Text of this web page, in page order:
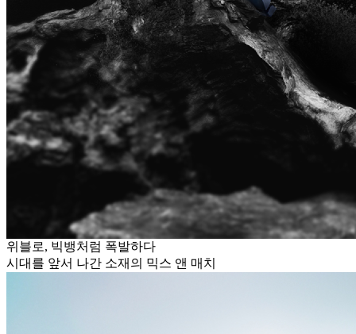
위블로, 빅뱅처럼 폭발하다
시대를 앞서 나간 소재의 믹스 앤 매치